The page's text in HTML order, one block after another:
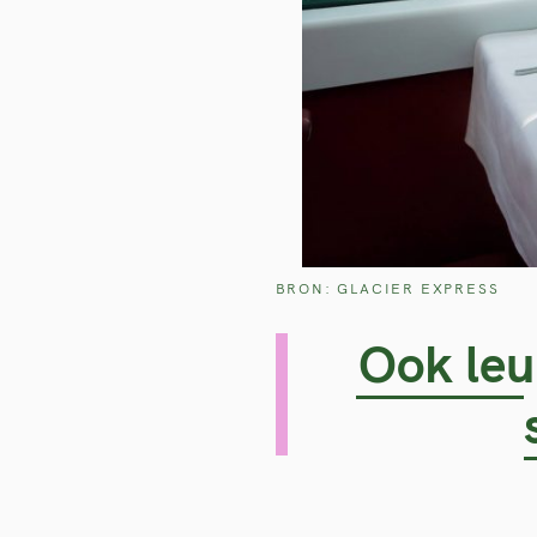
BRON: GLACIER EXPRESS
Ook